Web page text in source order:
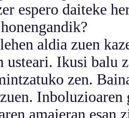
daiteke
aldia zuen
usteari. Ikusi balu
zen.
amaieran